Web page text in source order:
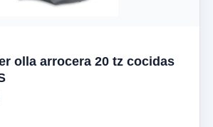
olla arrocera 20 tz cocidas